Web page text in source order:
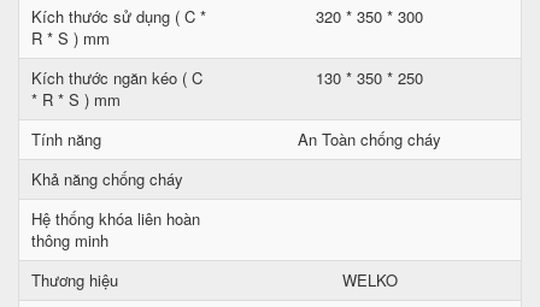
Kích thước sử dụng ( C *
R * S ) mm
320 * 350 * 300
Kích thước ngăn kéo ( C
* R * S ) mm
130 * 350 * 250
Tính năng
An Toàn chống cháy
Khả năng chống cháy
Hệ thống khóa liên hoàn
thông minh
Thương hiệu
WELKO